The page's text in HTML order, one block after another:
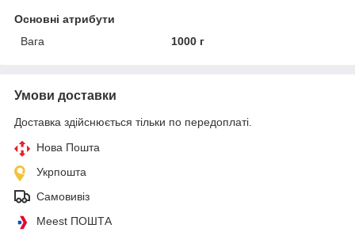
Основні атрибути
Вага
1000 г
Умови доставки
Доставка здійснюється тільки по передоплаті.
Нова Пошта
Укрпошта
Самовивіз
Meest ПОШТА